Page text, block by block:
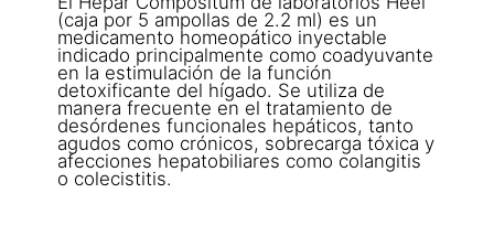
(caja por 5 ampollas de 2.2 ml) es un
medicamento homeopático inyectable
indicado principalmente como coadyuvante
en la estimulación de la función
detoxificante del hígado. Se utiliza de
manera frecuente en el tratamiento de
desórdenes funcionales hepáticos, tanto
agudos como crónicos, sobrecarga tóxica y
afecciones hepatobiliares como colangitis
o colecistitis.